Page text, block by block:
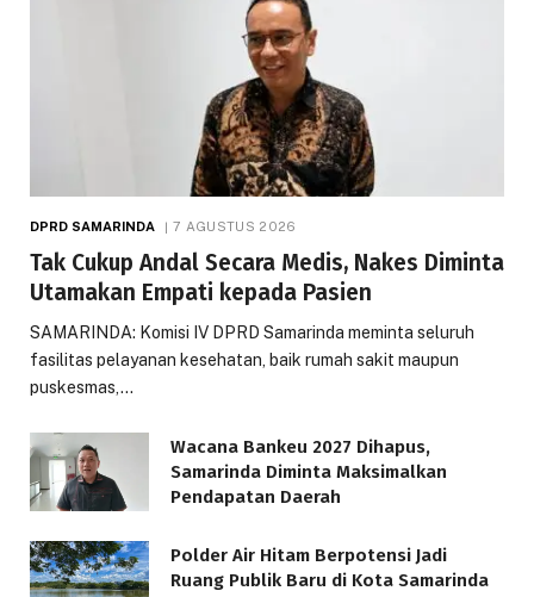
DPRD SAMARINDA 7 AGUSTUS 2026
Tak Cukup Andal Secara Medis, Nakes Diminta
Utamakan Empati kepada Pasien
SAMARINDA: Komisi IV DPRD Samarinda meminta seluruh
fasilitas pelayanan kesehatan, baik rumah sakit maupun
puskesmas,…
Wacana Bankeu 2027 Dihapus,
Samarinda Diminta Maksimalkan
Pendapatan Daerah
Polder Air Hitam Berpotensi Jadi
Ruang Publik Baru di Kota Samarinda